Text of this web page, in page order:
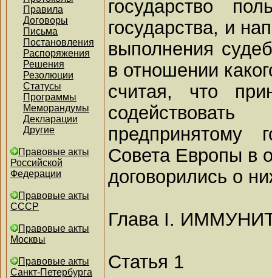
Правила
Договоры
Письма
Постановления
Распоряжения
Решения
Резолюции
Статусы
Программы
Меморандумы
Декларации
Другие
Правовые акты
Российской
Федерации
Правовые акты
СССР
Правовые акты
Москвы
Правовые акты
Санкт-Петербурга
государство
государства, и
выполнения
в отношении
считая, что
предпринятому
Совета Европы в
договорились о
Глава I.
Статья 1